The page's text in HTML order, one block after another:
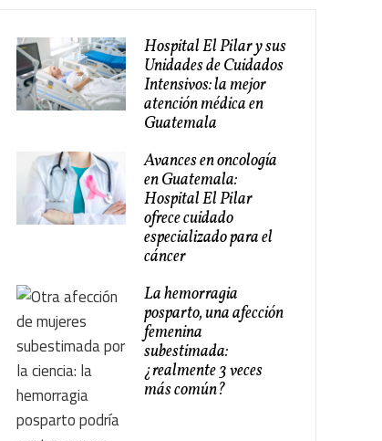
Hospital El Pilar y sus
Unidades de Cuidados
Intensivos: la mejor
atención médica en
Guatemala
Avances en oncología
en Guatemala:
Hospital El Pilar
ofrece cuidado
especializado para el
cáncer
La hemorragia
posparto, una afección
femenina
subestimada:
¿realmente 3 veces
más común?